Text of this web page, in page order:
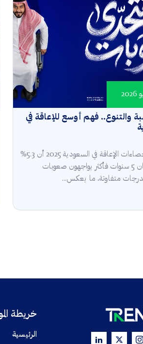
والتنوع.. فهم أوسع للإعاقة في
تكشف إحصاءات الإعاقة في السعودية 2025 أن 5.3%
من السكان 5 سنوات فأكثر يواجهون صعوبات
متفاوتة، ما يعكس...
خريطة
الرئيسية